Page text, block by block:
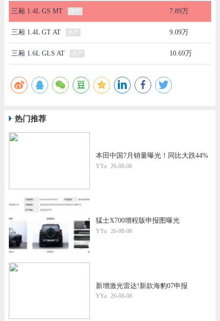
三厢 1.4L GS MT 停产 7.89万
三厢 1.4L GT AT 停产 9.09万
三厢 1.6L GLS AT 停产 10.69万
热门推荐
本田中国7月销量曝光！同比大跌44%
YYa 26-08-08
猛士X700增程版申报图曝光
YYa 26-08-08
新增激光雷达!新款海豹07申报
YYa 26-08-08